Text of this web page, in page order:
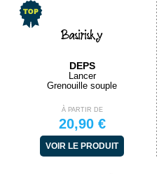
Basirisky
DEPS
Lancer
Grenouille souple
À PARTIR DE
20,90 €
VOIR LE PRODUIT